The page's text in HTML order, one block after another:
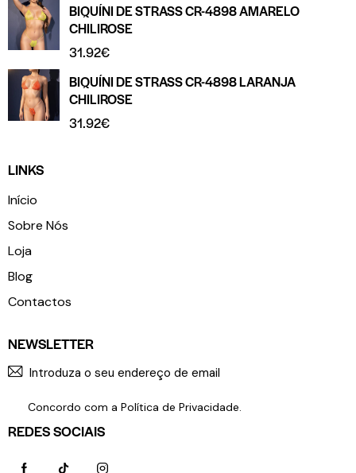
BIQUÍNI DE STRASS CR-4898 AMARELO
CHILIROSE
31.92€
BIQUÍNI DE STRASS CR-4898 LARANJA
CHILIROSE
31.92€
LINKS
Início
Sobre Nós
Loja
Blog
Contactos
NEWSLETTER
Concordo com a Política de Privacidade.
REDES SOCIAIS